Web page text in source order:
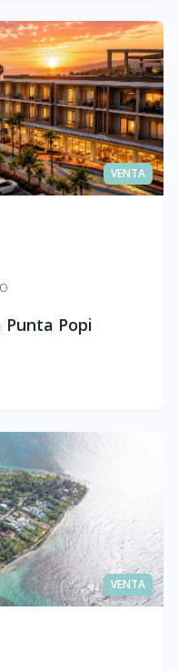
VENTA
Punta Popi
VENTA